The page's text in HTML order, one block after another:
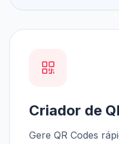
Criador de
Gere QR Codes